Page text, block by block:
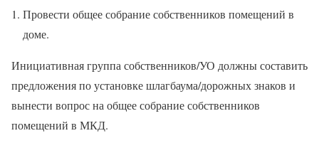
Провести общее собрание собственников помещений в
доме.
Инициативная группа собственников/УО должны составить
предложения по установке шлагбаума/дорожных знаков и
вынести вопрос на общее собрание собственников
помещений в МКД.